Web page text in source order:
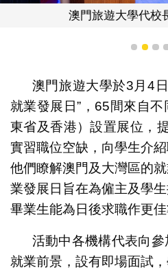
澳門旅遊大學代校
1 2 3
澳門旅遊大學於3月4
就業發展日”，65間來自
東省及香港）設置展位，
實習職位空缺，向學生介
他們瞭解澳門及大灣區的
業發展日旨在為僱主及學
畢業生能為日後求職作更佳
活動中各機構代表向
就業前景，設有即場面試